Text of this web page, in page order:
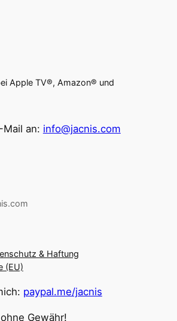
Apple TV®, Amazon® und
Mail an: info@jacnis.com
& Haftung
(EU)
paypal.me/jacnis
Gewähr!